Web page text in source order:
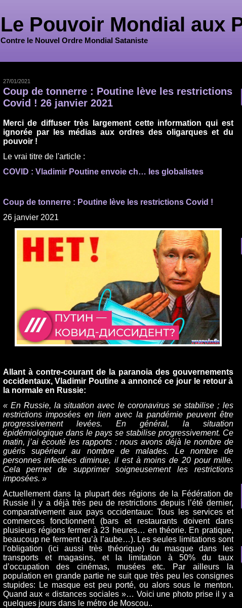
Le Pouvoir Mondial aux
Contre le Nouvel Ordre Mondial Sataniste
27/01/2021
Coup de tonnerre : Poutine lève les restrictions
Covid ! 26 janvier 2021
Merci de diffuser très largement cette information qui est
ignorée par les médias aux ordres des oligarques et du
pouvoir !
Le vrai titre de l'article :
COVID : Vladimir Poutine envoie ch… les globalistes
Coup de tonnerre : Poutine lève les restrictions Covid !
26 janvier 2021
Allant à contre-courant de la paranoia des gouvernements
occidentaux, Vladimir Poutine a annoncé ce jour le retour à
la normale en Russie:
« En Russie, la situation avec le coronavirus se stabilise ; les
restrictions imposées en lien avec la pandémie peuvent être
progressivement levées. En général, la situation
épidémiologique dans le pays se stabilise progressivement. Ce
matin, j’ai écouté les rapports : nous avons déjà le nombre de
guéris supérieur au nombre de malades. Le nombre de
personnes infectées diminue, il est à moins de 20 pour mille.
Cela permet de supprimer soigneusement les restrictions
imposées. »
Actuellement dans la plupart des régions de la Fédération de
Russie il y a déjà très peu de restrictions depuis l’été dernier,
comparativement aux pays occidentaux: Tous les services et
commerces fonctionnent (bars et restaurants doivent dans
plusieurs régions fermer à 23 heures… en théorie. En pratique,
beaucoup ne ferment qu’à l’aube…). Les seules limitations sont
l’obligation (ici aussi très théorique) du masque dans les
transports et magasins, et la limitation à 50% du taux
d’occupation des cinémas, musées etc. Par ailleurs la
population en grande partie ne suit que très peu les consignes
stupides: Le masque est peu porté, ou alors sous le menton.
Quand aux « distances sociales »… Voici une photo prise il y a
quelques jours dans le métro de Moscou..